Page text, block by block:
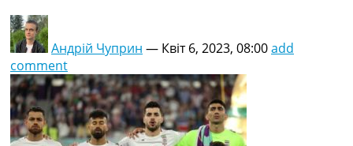
Андрій Чуприн — Квіт 6, 2023, 08:00add
comment